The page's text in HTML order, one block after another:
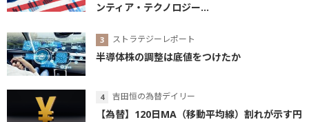
ンティア・テクノロジー...
ストラテジーレポート
半導体株の調整は底値をつけたか
吉田恒の為替デイリー
【為替】120日MA（移動平均線）割れが示す円